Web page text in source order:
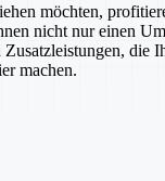
möchten,
nicht nur einen
die
machen.